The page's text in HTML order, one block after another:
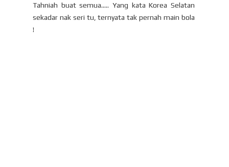
Tahniah buat semua..... Yang kata Korea Selatan
sekadar nak seri tu, ternyata tak pernah main bola
!